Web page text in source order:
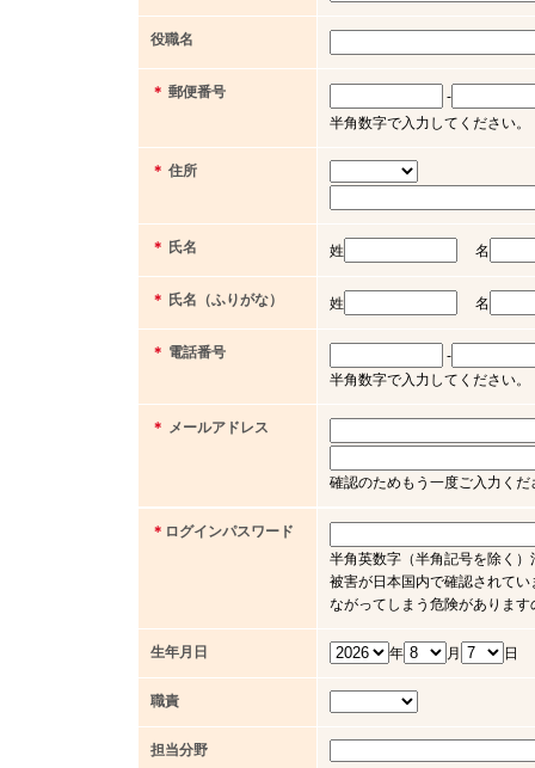
役職名
＊ 郵便番号
-
半角数字で入力してください。
＊ 住所
＊ 氏名 姓 名
＊ 氏名（ふりがな） 姓 名
＊ 電話番号
-
半角数字で入力してください
＊ メールアドレス
確認のためもう一度ご入力くだ
＊ ログインパスワード
半角英数字（半角記号を除く
被害が日本国内で確認されて
ながってしまう危険がありま
生年月日 年 月 日
職責
担当分野